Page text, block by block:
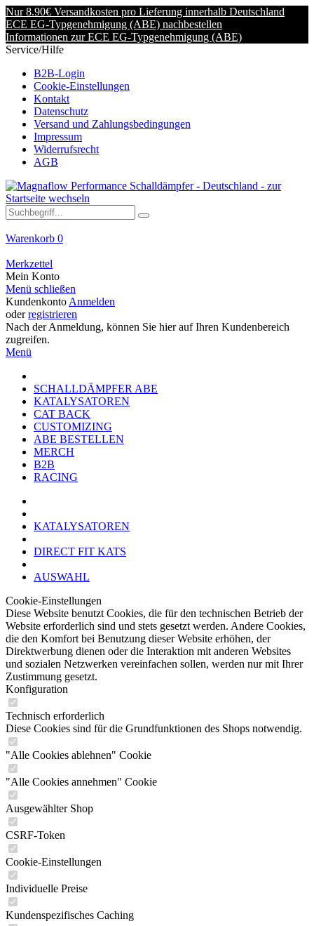
Nur 8.90€ Versandkosten pro Lieferung innerhalb Deutschland
ECE EG-Typgenehmigung (ABE) nachbestellen
Informationen zur ECE EG-Typgenehmigung (ABE)
Service/Hilfe
B2B-Login
Cookie-Einstellungen
Kontakt
Datenschutz
Versand und Zahlungsbedingungen
Impressum
Widerrufsrecht
AGB
Warenkorb 0
Merkzettel
Mein Konto
Menü schließen
Kundenkonto Anmelden
oderregistrieren
Nach der Anmeldung, können Sie hier auf Ihren Kundenbereich
zugreifen.
Menü
SCHALLDÄMPFER ABE
KATALYSATOREN
CAT BACK
CUSTOMIZING
ABE BESTELLEN
MERCH
B2B
RACING
KATALYSATOREN
DIRECT FIT KATS
AUSWAHL
Cookie-Einstellungen
Diese Website benutzt Cookies, die für den technischen Betrieb der
Website erforderlich sind und stets gesetzt werden. Andere Cookies,
die den Komfort bei Benutzung dieser Website erhöhen, der
Direktwerbung dienen oder die Interaktion mit anderen Websites
und sozialen Netzwerken vereinfachen sollen, werden nur mit Ihrer
Zustimmung gesetzt.
Konfiguration
Technisch erforderlich
Diese Cookies sind für die Grundfunktionen des Shops notwendig.
"Alle Cookies ablehnen" Cookie
"Alle Cookies annehmen" Cookie
Ausgewählter Shop
CSRF-Token
Cookie-Einstellungen
Individuelle Preise
Kundenspezifisches Caching